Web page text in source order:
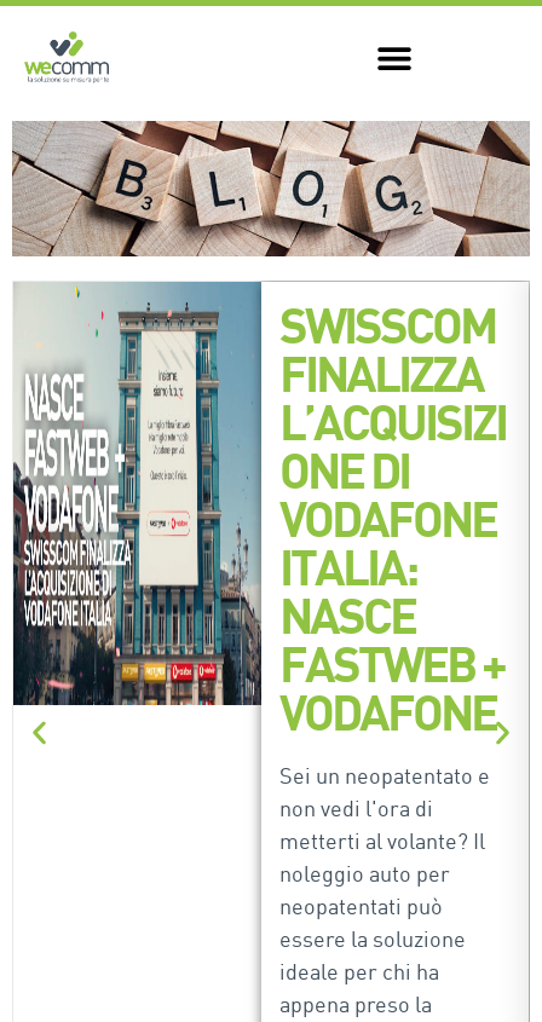
SWISSCOM
FINALIZZA
L’ACQUISIZI
ONE DI
VODAFONE
ITALIA:
NASCE
FASTWEB +
VODAFONE
Sei un neopatentato e
non vedi l'ora di
metterti al volante? Il
noleggio auto per
neopatentati può
essere la soluzione
ideale per chi ha
appena preso la